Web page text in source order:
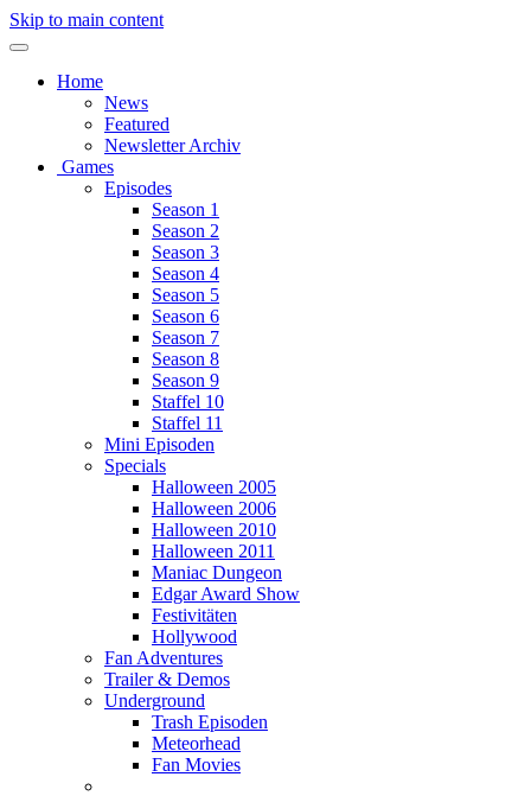
Skip to main content
Home
News
Featured
Newsletter Archiv
Games
Episodes
Season 1
Season 2
Season 3
Season 4
Season 5
Season 6
Season 7
Season 8
Season 9
Staffel 10
Staffel 11
Mini Episoden
Specials
Halloween 2005
Halloween 2006
Halloween 2010
Halloween 2011
Maniac Dungeon
Edgar Award Show
Festivitäten
Hollywood
Fan Adventures
Trailer & Demos
Underground
Trash Episoden
Meteorhead
Fan Movies